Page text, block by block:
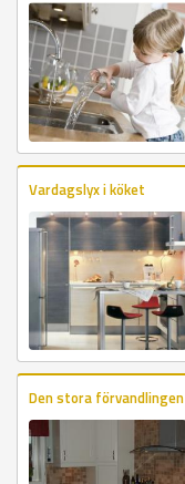
Vardagslyx i köket
Den stora förvandlingen